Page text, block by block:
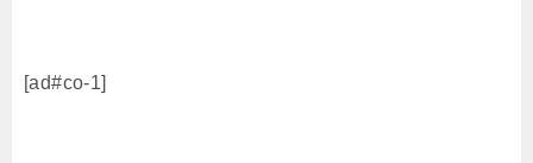
[ad#co-1]